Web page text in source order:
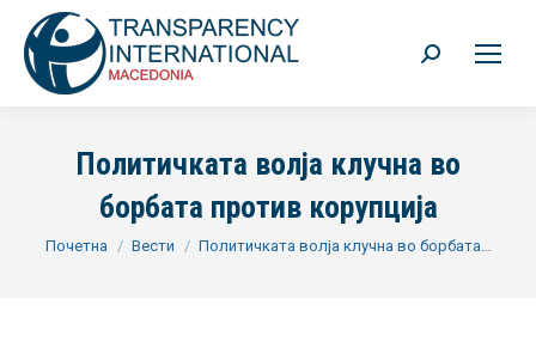
Search:
Политичката волја клучна во
борбата против корупцијa
You are here:
Почетна Вести Политичката волја клучна во борбата…